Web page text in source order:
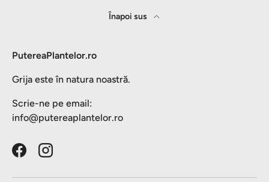
Înapoi sus
PutereaPlantelor.ro
Grija este în natura noastră.
Scrie-ne pe email:
info@putereaplantelor.ro
FacebookInstagram